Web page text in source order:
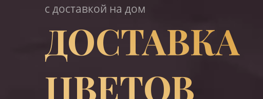
с доставкой на дом
ДОСТАВКА
ЦВЕТОВ